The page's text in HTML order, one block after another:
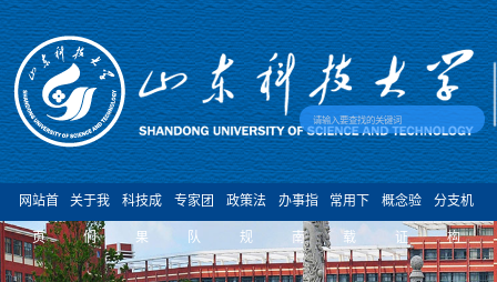
网站首
页
关于我
们
科技成
果
专家团
队
政策法
规
办事指
南
常用下
载
概念验
证
分支机
构